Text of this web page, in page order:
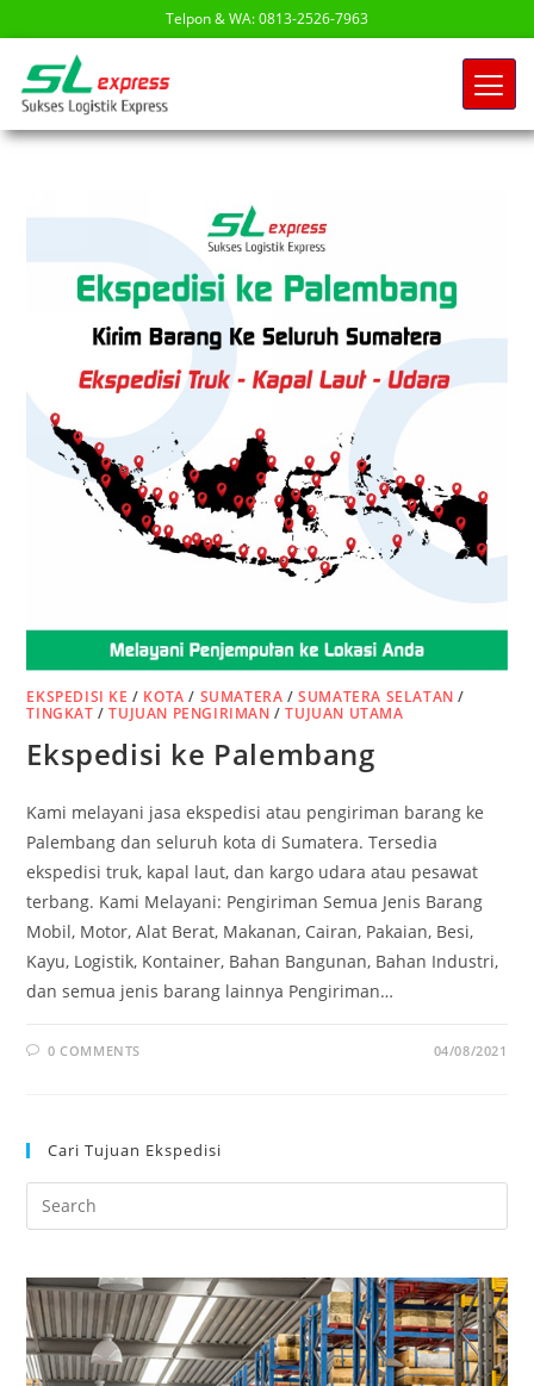
Telpon & WA: 0813-2526-7963
EKSPEDISI KE / KOTA / SUMATERA /SUMATERA SELATAN /
TINGKAT /TUJUAN PENGIRIMAN /TUJUAN UTAMA
Ekspedisi ke Palembang
Kami melayani jasa ekspedisi atau pengiriman barang ke
Palembang dan seluruh kota di Sumatera. Tersedia
ekspedisi truk, kapal laut, dan kargo udara atau pesawat
terbang. Kami Melayani: Pengiriman Semua Jenis Barang
Mobil, Motor, Alat Berat, Makanan, Cairan, Pakaian, Besi,
Kayu, Logistik, Kontainer, Bahan Bangunan, Bahan Industri,
dan semua jenis barang lainnya Pengiriman…
0 COMMENTS 04/08/2021
Cari Tujuan Ekspedisi